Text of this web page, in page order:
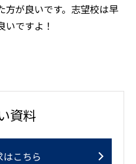
方が良いです。志望校は早
ですよ！
資料
はこちら